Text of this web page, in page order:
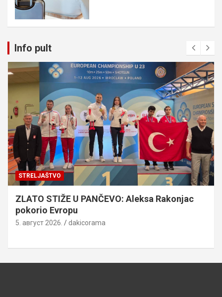
Info pult
STRELJAŠTVO
ZLATO STIŽE U PANČEVO: Aleksa Rakonjac
pokorio Evropu
5. август 2026. dakicorama